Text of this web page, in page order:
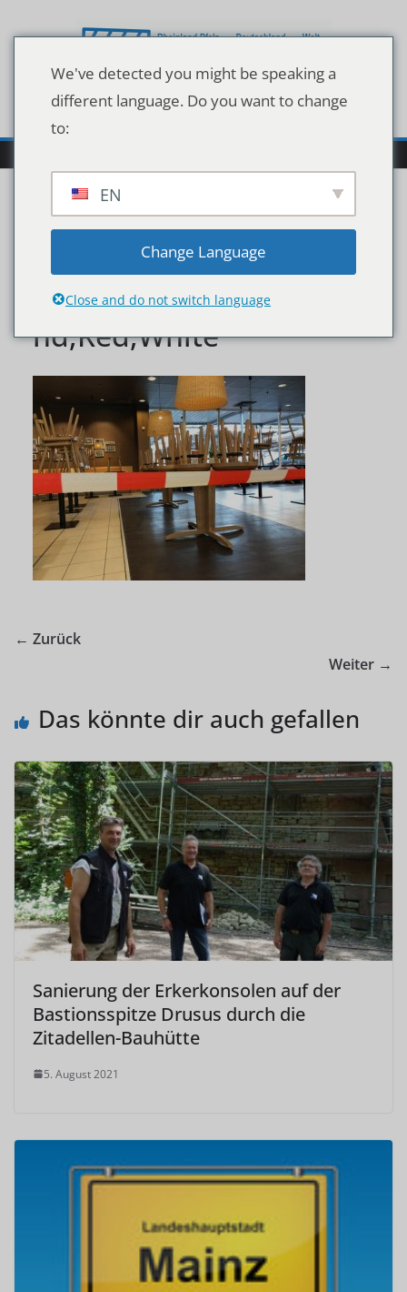
Inhalt
Tönisvorst,,Germany,-,M
arch,19.,2020:,View,Beyo
nd,Red,White
← Zurück
Weiter →
Das könnte dir auch gefallen
Sanierung der Erkerkonsolen auf der
Bastionsspitze Drusus durch die
Zitadellen-Bauhütte
5. August 2021
We've detected you might be speaking a
different language. Do you want to change
to:
EN
Change Language
Close and do not switch language